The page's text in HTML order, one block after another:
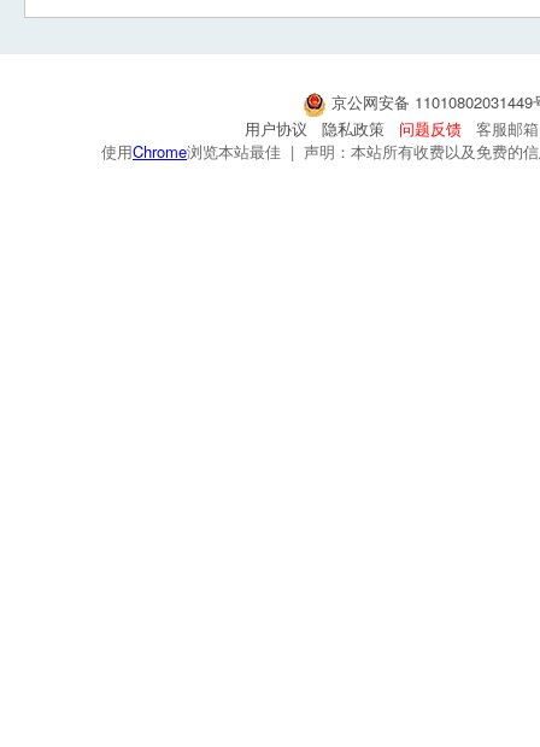
京公网安备
用户协议
隐私政策 问题反馈
客服邮
使用Chrome浏览本站最佳 | 声明：本站所有收费以及免费的